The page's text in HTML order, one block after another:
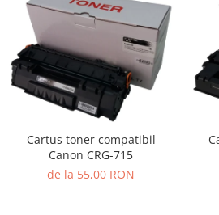
Cartus toner compatibil
Canon CRG-715
de la 55,00 RON